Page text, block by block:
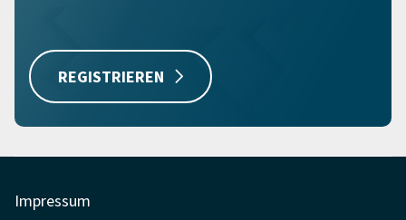
REGISTRIEREN
Impressum